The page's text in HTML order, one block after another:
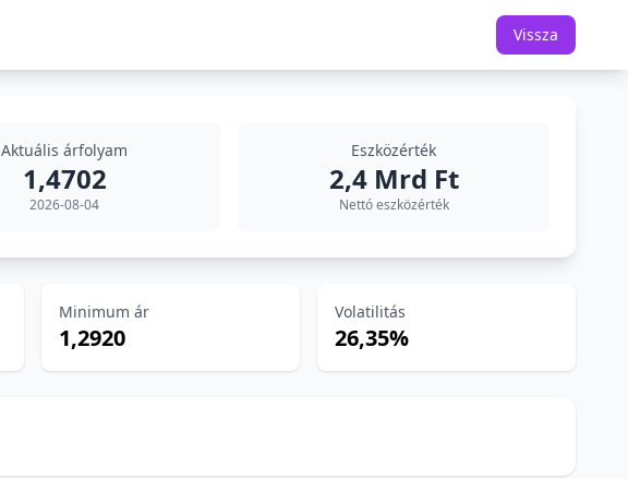
Vissza
Aktuális árfolyam
1,4702
2026-08-04
Eszközérték
2,4 Mrd Ft
Nettó eszközérték
Minimum ár
1,2920
Volatilitás
26,35%